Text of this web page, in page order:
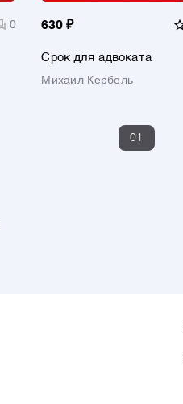
0 630 ₽
Срок для адвоката
Михаил Кербель
01